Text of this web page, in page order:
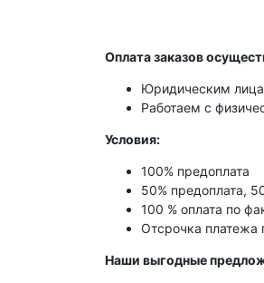
Оплата заказов
Юридическим
Работаем с
Условия:
100% предоплата
50% предоплата,
100 % оплата по
Отсрочка платежа
Наши выгодные